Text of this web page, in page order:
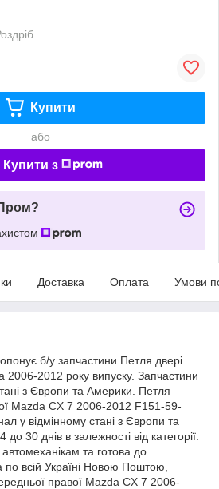
Купити
або
Купити з
Доставка Оплата Умови
б/у запчастини Петля двері
2006-2012 року випуску. Запчастини
з Європи та Америки. Петля
Mazda CX 7 2006-2012 F151-59-
у відмінному стані з Європи та
30 днів в залежності від категорії.
та готова до
по всій Україні Новою Поштою,
правої Mazda CX 7 2006-